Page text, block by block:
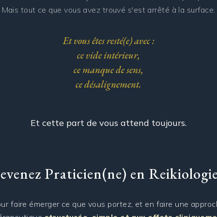
Mais tout ce que vous avez trouvé s'est arrêté à la surface.
Et vous êtes resté(e) avec :
ce vide intérieur,
ce manque de sens,
ce désalignement.
Et cette part de vous attend toujours.
Praticien(ne) en
faire émerger ce que vous portez, et en faire une